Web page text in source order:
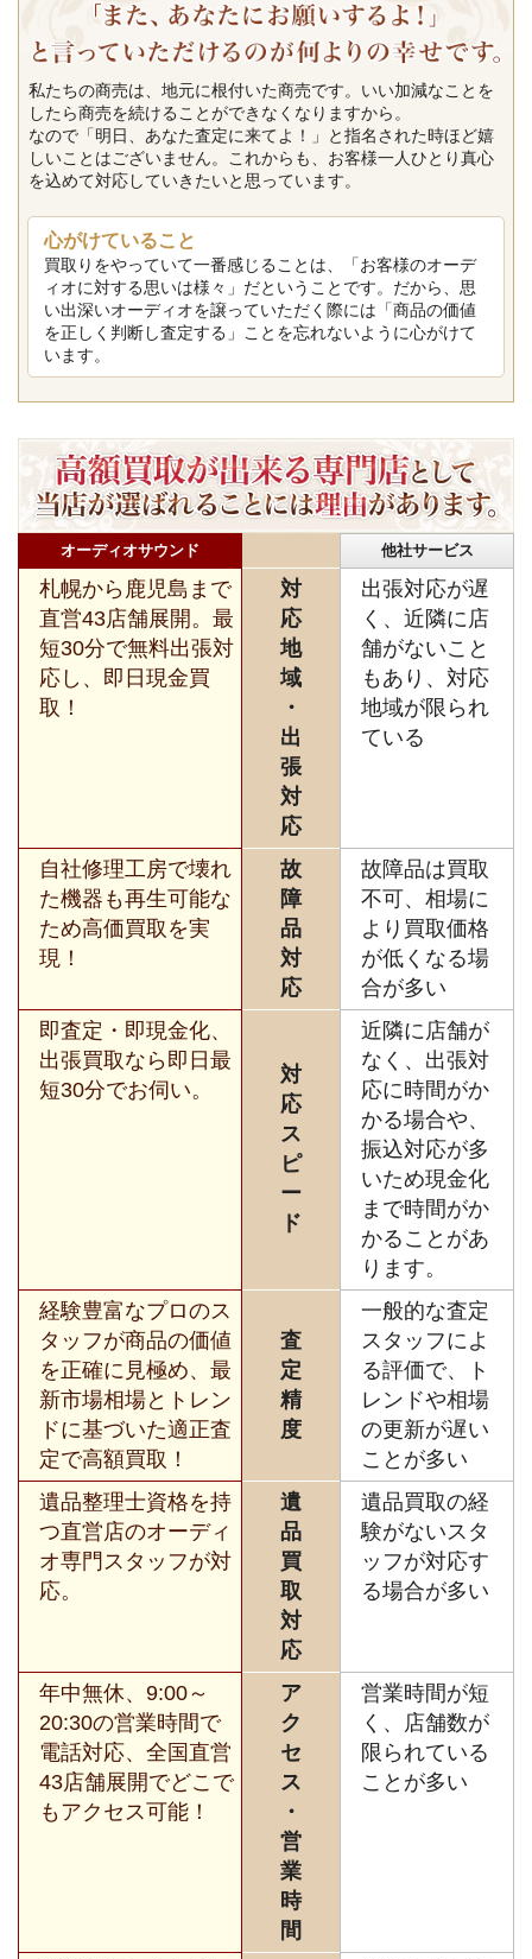
私たちの商売は、地元に根付いた商売です。いい加減なことを
したら商売を続けることができなくなりますから。
なので「明日、あなた査定に来てよ！」と指名された時ほど嬉
しいことはございません。これからも、お客様一人ひとり真心
を込めて対応していきたいと思っています。
心がけていること
買取りをやっていて一番感じることは、「お客様のオーデ
ィオに対する思いは様々」だということです。だから、思
い出深いオーディオを譲っていただく際には「商品の価値
を正しく判断し査定する」ことを忘れないように心がけて
います。
オーディオサウンド 他社サービス
札幌から鹿児島まで
直営43店舗展開。最
短30分で無料出張対
応し、即日現金買
取！
対
応
地
域
・
出
張
対
応
出張対応が遅
く、近隣に店
舗がないこと
もあり、対応
地域が限られ
ている
自社修理工房で壊れ
た機器も再生可能な
ため高価買取を実
現！
故
障
品
対
応
故障品は買取
不可、相場に
より買取価格
が低くなる場
合が多い
即査定・即現金化、
出張買取なら即日最
短30分でお伺い。
対
応
ス
ピ
ー
ド
近隣に店舗が
なく、出張対
応に時間がか
かる場合や、
振込対応が多
いため現金化
まで時間がか
かることがあ
ります。
経験豊富なプロのス
タッフが商品の価値
を正確に見極め、最
新市場相場とトレン
ドに基づいた適正査
定で高額買取！
査
定
精
度
一般的な査定
スタッフによ
る評価で、ト
レンドや相場
の更新が遅い
ことが多い
遺品整理士資格を持
つ直営店のオーディ
オ専門スタッフが対
応。
遺
品
買
取
対
応
遺品買取の経
験がないスタ
ッフが対応す
る場合が多い
年中無休、9:00～
20:30の営業時間で
電話対応、全国直営
43店舗展開でどこで
もアクセス可能！
ア
ク
セ
ス
・
営
業
時
間
営業時間が短
く、店舗数が
限られている
ことが多い